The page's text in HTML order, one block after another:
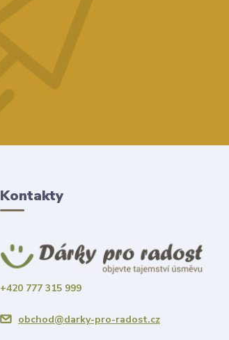
Kontakty
+420 777 315 999
obchod@darky-pro-radost.cz